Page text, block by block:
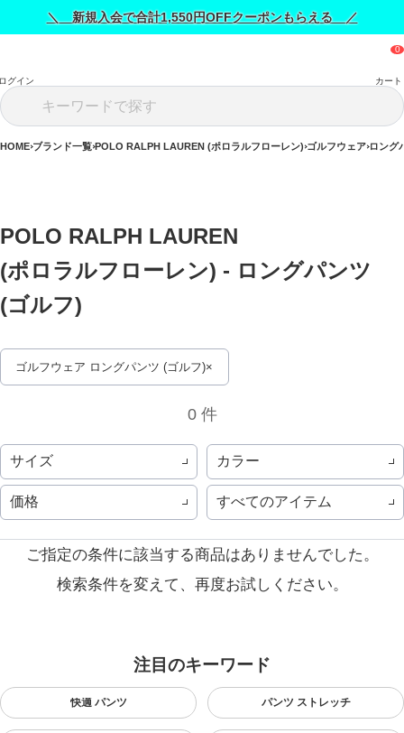
＼ 新規入会で合計1,550円OFFクーポンもらえる ／
グイン カート
HOME ブランド一覧 POLO RALPH LAUREN (ポロラルフローレン) ゴルフウェア ロング
POLO RALPH LAUREN
(ポロラルフローレン) - ロングパンツ
(ゴルフ)
ゴルフウェア ロングパンツ (ゴルフ)
0 件
サイズ カラー
価格 すべてのアイテム
ご指定の条件に該当する商品はありませんでした。
検索条件を変えて、再度お試しください。
注目のキーワード
快適 パンツ パンツ ストレッチ